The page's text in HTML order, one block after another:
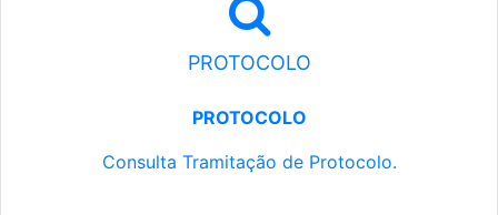
PROTOCOLO
PROTOCOLO
Consulta Tramitação de Protocolo.